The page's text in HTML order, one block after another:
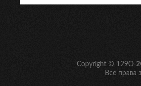
Copyright © 129O-
Все права